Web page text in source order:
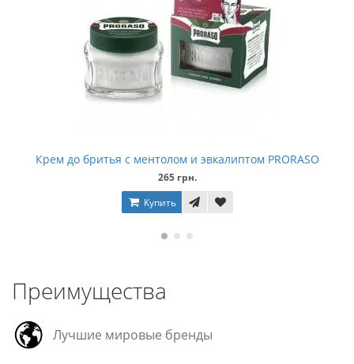
Крем до бритья с ментолом и эвкалиптом PRORASO
265 грн.
Купить
Преимущества
Лучшие мировые бренды